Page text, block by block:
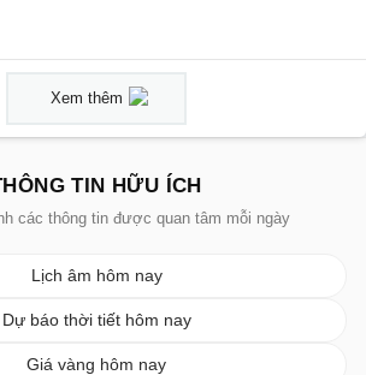
Xem thêm
TIN HỮU ÍCH
các thông tin được quan tâm mỗi ngày
Lịch âm hôm nay
Dự báo thời tiết hôm nay
Giá vàng hôm nay